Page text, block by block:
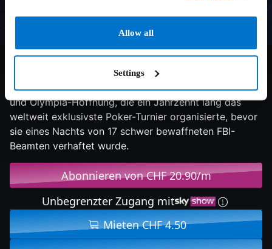
Allow all
Settings
Molly's Game erzählt die wahre Geschichte der Molly
Bloom, einer ehemaligen jungen, hübschen Skifahrerin
und Olympia-Hoffnung, die ein Jahrzehnt lang das
weltweit exklusivste Poker-Turnier organisierte, bevor
sie eines Nachts von 17 schwer bewaffneten FBI-
Beamten verhaftet wurde.
Abonnieren von CHF 20.90/m
Unbegrenzter Zugang mit
Mieten CHF 4.50